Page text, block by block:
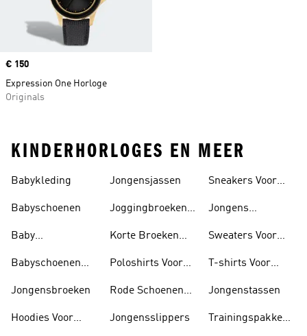
Price
€ 150
Expression One Horloge
Originals
KINDERHORLOGES EN MEER
Babykleding
Babyschoenen
Baby
Babyschoenen
Jongensbroeken
Hoodies Voor
Jongensjassen
Joggingbroeken
Korte Broeken
Poloshirts Voor
Rode Schoenen
Jongensslippers
Sneakers Voor
Jongens
Sweaters Voor
T-shirts Voor
Jongenstassen
Trainingspakken